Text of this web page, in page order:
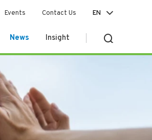
Events Contact Us EN
News Insight